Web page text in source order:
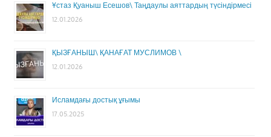
Ұстаз Қуаныш Есешов\ Таңдаулы аяттардың түсіндірмесі
12.01.2026
ҚЫЗҒАНЫШ\ ҚАНАҒАТ МУСЛИМОВ \
12.01.2026
Исламдағы достық ұғымы
17.05.2025